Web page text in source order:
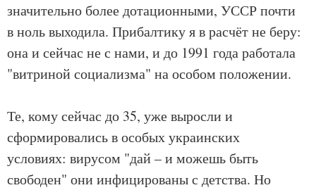
значительно более дотационными, УССР почти
в ноль выходила. Прибалтику я в расчёт не беру:
она и сейчас не с нами, и до 1991 года работала
"витриной социализма" на особом положении.
Те, кому сейчас до 35, уже выросли и
сформировались в особых украинских
условиях: вирусом "дай – и можешь быть
свободен" они инфицированы с детства. Но